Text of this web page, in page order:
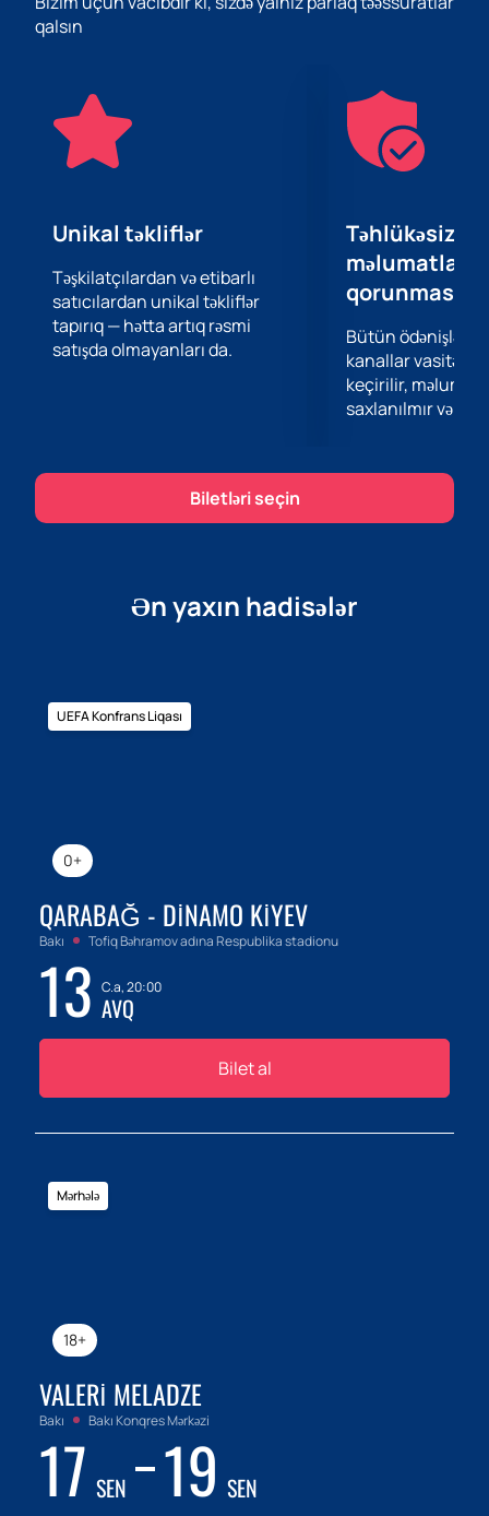
verir.
Azərbaycan Dövlət Akademik Musiqili Teatrı əsl musiqi
uzun müddət ürəyinizdə qalacaq unudulmaz bir
təcrübə olacaq.
Zəngin konsert proqramı sizə musiqi aləminə qərq
olmağa və böyük bəstəkarların gözəl əsərlərindən həzz
oyadır və əsl harmoniya mühiti yaradırlar.
Bu möhtəşəm tədbirin bir hissəsi olmaq fürsətini
qaçırmayın! “Sən elə bir zirvəsən!..” konsertinə biletləri
elə indidən alın və özünüzə və yaxınlarınıza unudulmaz
təəssürat bəxş edin. Azərbaycan Dövlət Akademik
Musiqili Teatrı sizi gözləyir!
qalsın
Unikal təkliflər
Təşkilatçılardan və etibarlı
satıcılardan unikal təkliflər
tapırıq — hətta artıq rəsmi
satışda olmayanları da.
Təhlükəsiz
məlumatların
qorunması
Bütün ödənişlər
kanallar
keçirilir,
saxlanılmır və
Biletləri seçin
Ən yaxın hadisələr
0+
UEFA Konfrans Liqası
QARABAĞ - DINAMO KIYEV
Bakı Tofiq Bəhramov adına Respublika stadionu
13 C.a, 20:00
AVQ
Bilet al
18+
Mərhələ
VALERI MELADZE
Bakı Bakı Konqres Mərkəzi
17 SEN 19 SEN